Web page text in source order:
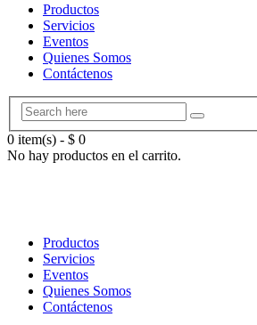
Productos
Servicios
Eventos
Quienes Somos
Contáctenos
0 item(s) - $ 0
No hay productos en el carrito.
Productos
Servicios
Eventos
Quienes Somos
Contáctenos